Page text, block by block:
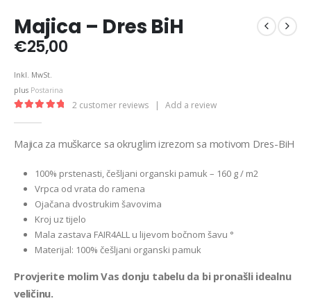
Majica – Dres BiH
€25,00
Inkl. MwSt.
plus Postarina
2 customer reviews | Add a review
Majica za muškarce sa okruglim izrezom sa motivom Dres-BiH
100% prstenasti, češljani organski pamuk – 160 g / m2
Vrpca od vrata do ramena
Ojačana dvostrukim šavovima
Kroj uz tijelo
Mala zastava FAIR4ALL u lijevom bočnom šavu °
Materijal: 100% češljani organski pamuk
Provjerite molim Vas donju tabelu da bi pronašli idealnu
veličinu.